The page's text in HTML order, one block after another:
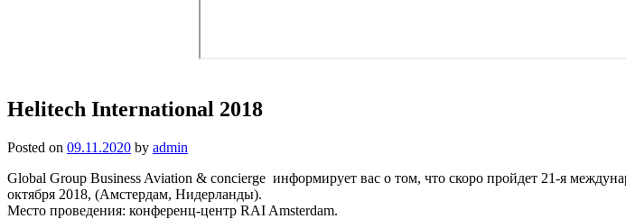
Helitech International 2018
Posted on 09.11.2020 by admin
Global Group Business Aviation & concierge информирует вас о том, что скоро пройдет 21-я
октября 2018, (Амстердам, Нидерланды).
Место проведения: конференц-центр RAI Amsterdam.